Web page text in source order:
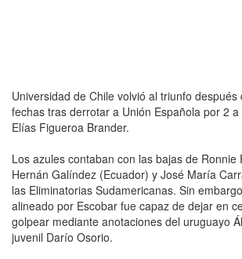
Universidad de Chile volvió al triunfo después
fechas tras derrotar a Unión Española por 2
Elías Figueroa Brander.
Los azules contaban con las bajas de Ronnie
Hernán Galíndez (Ecuador) y José María
las Eliminatorias Sudamericanas. Sin
alineado por Escobar fue capaz de dejar en
golpear mediante anotaciones del uruguayo
juvenil Darío Osorio.